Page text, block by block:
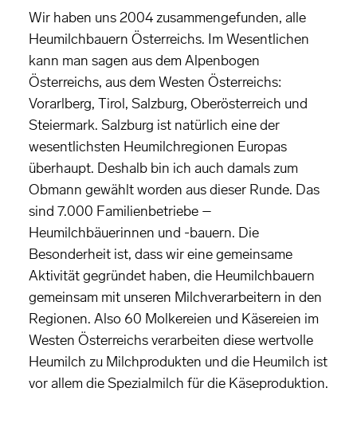
Wir haben uns 2004 zusammengefunden, alle
Heumilchbauern Österreichs. Im Wesentlichen
kann man sagen aus dem Alpenbogen
Österreichs, aus dem Westen Österreichs:
Vorarlberg, Tirol, Salzburg, Oberösterreich und
Steiermark. Salzburg ist natürlich eine der
wesentlichsten Heumilchregionen Europas
überhaupt. Deshalb bin ich auch damals zum
Obmann gewählt worden aus dieser Runde. Das
sind 7.000 Familienbetriebe –
Heumilchbäuerinnen und -bauern. Die
Besonderheit ist, dass wir eine gemeinsame
Aktivität gegründet haben, die Heumilchbauern
gemeinsam mit unseren Milchverarbeitern in den
Regionen. Also 60 Molkereien und Käsereien im
Westen Österreichs verarbeiten diese wertvolle
Heumilch zu Milchprodukten und die Heumilch ist
vor allem die Spezialmilch für die Käseproduktion.